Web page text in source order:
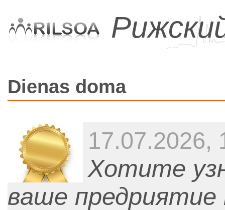
Dienas doma
17.07.2026,
Хотите
ваше